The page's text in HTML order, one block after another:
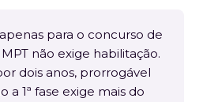
para o concurso de
não exige habilitação.
dois anos, prorrogável
a 1ª fase exige mais do